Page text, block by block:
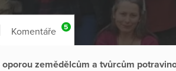
Komentáře 5
oporou zemědělcům a tvůrcům